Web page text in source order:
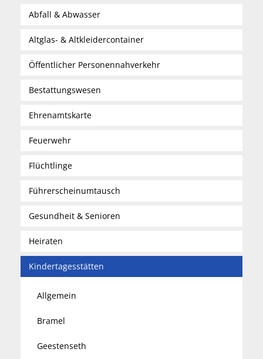
Abfall & Abwasser
Altglas- & Altkleidercontainer
Öffentlicher Personennahverkehr
Bestattungswesen
Ehrenamtskarte
Feuerwehr
Flüchtlinge
Führerscheinumtausch
Gesundheit & Senioren
Heiraten
Kindertagesstätten
Allgemein
Bramel
Geestenseth